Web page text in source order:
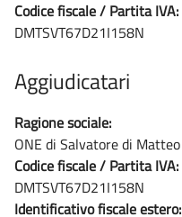
Codice fiscale / Partita IVA:
DMTSVT67D21I158N
Aggiudicatari
Ragione sociale:
ONE di Salvatore di Matteo
Codice fiscale / Partita IVA:
DMTSVT67D21I158N
Identificativo fiscale estero: